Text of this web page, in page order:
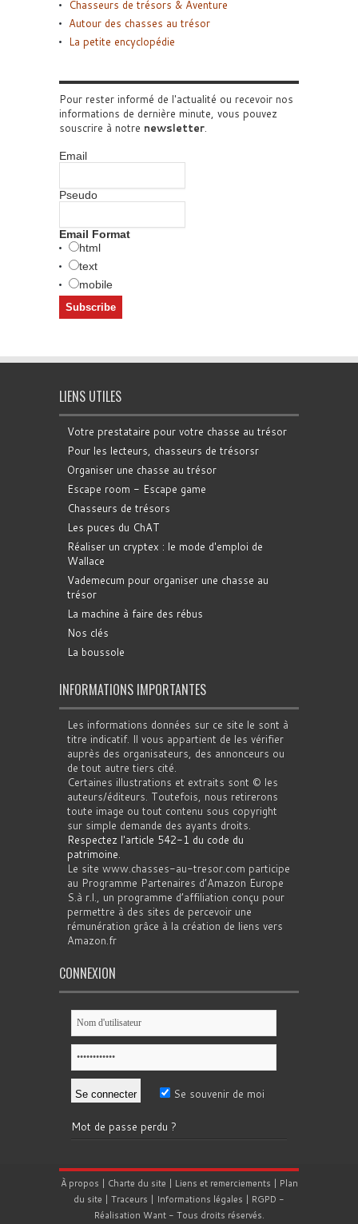
Chasseurs de trésors & Aventure
Autour des chasses au trésor
La petite encyclopédie
Pour rester informé de l'actualité ou recevoir nos
informations de dernière minute, vous pouvez
souscrire à notre newsletter
Email
Pseudo
Email Format
html
text
mobile
LIENS UTILES
Votre prestataire pour votre chasse au trésor
Pour les lecteurs, chasseurs de trésorsr
Organiser une chasse au trésor
Escape room - Escape game
Chasseurs de trésors
Les puces du ChAT
Réaliser un cryptex : le mode d'emploi de
Wallace
Vademecum pour organiser une chasse au
trésor
La machine à faire des rébus
Nos clés
La boussole
INFORMATIONS IMPORTANTES
Les informations données sur ce site le sont à
titre indicatif. Il vous appartient de les vérifier
auprès des organisateurs, des annonceurs ou
de tout autre tiers cité.
Certaines illustrations et extraits sont © les
auteurs/éditeurs. Toutefois, nous retirerons
toute image ou tout contenu sous copyright
sur simple demande des ayants droits.
Respectez l'article 542-1 du code du
patrimoine
Le site www.chasses-au-tresor.com participe
au Programme Partenaires d’Amazon Europe
S.à r.l., un programme d’affiliation conçu pour
permettre à des sites de percevoir une
rémunération grâce à la création de liens vers
Amazon.fr
CONNEXION
Se souvenir de moi
Mot de passe perdu ?
À propos | Charte du site | Liens et remerciements | Plan
du site | Traceurs | Informations légales | RGPD -
Réalisation Want- Tous droits réservés.